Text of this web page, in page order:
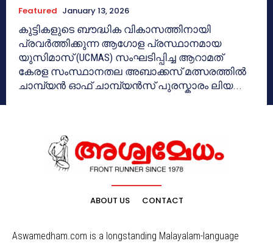
Featured January 13, 2026
കുട്ടികളുടെ ബൗദ്ധിക വികാസത്തിനായി
പ്രവർത്തിക്കുന്ന ആഗോള പ്രസ്ഥാനമായ
യുസിമാസ് (UCMAS) സംഘടിപ്പിച്ച ആറാമത്
കേരള സംസ്ഥാനതല അബാക്കസ് മത്സരത്തിൽ
ചാമ്പ്യൻ ഓഫ് ചാമ്പ്യൻസ് പുരസ്കാരം ലിയ...
ABOUT US CONTACT
Aswamedham.com is a longstanding Malayalam-language